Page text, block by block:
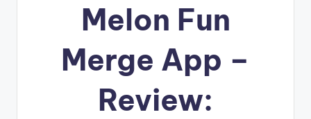
Melon Fun
Merge App –
Review: